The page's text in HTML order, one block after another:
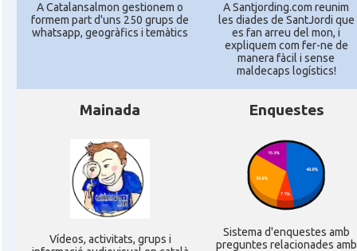
A Catalansalmon gestionem o
formem part d'uns 250 grups de
whatsapp, geogràfics i temàtics
A Santjording.com reunim
les diades de SantJordi que
es fan arreu del mon, i
expliquem com fer-ne de
manera fàcil i sense
maldecaps logí­stics!
Mainada
Ví­deos, activitats, grups i
Enquestes
Sistema d'enquestes amb
preguntes relacionades amb